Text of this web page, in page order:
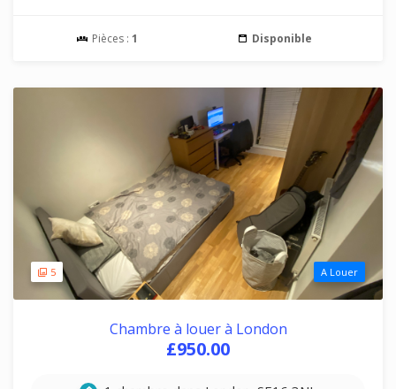
Pièces : 1 Disponible
5 A Louer
Chambre à louer à London
£950.00